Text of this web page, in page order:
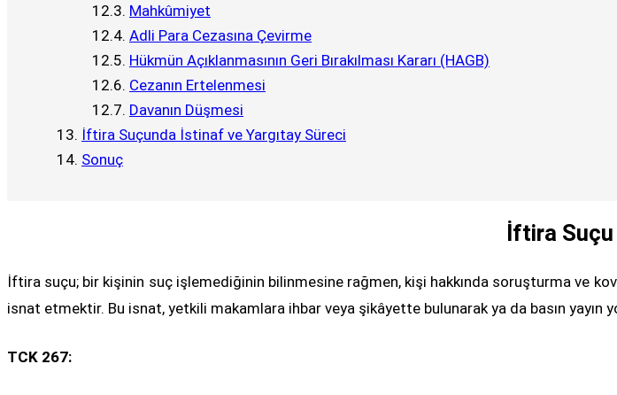
Mahkûmiyet
Adli Para Cezasına Çevirme
Hükmün Açıklanmasının Geri Bırakılması Kararı (HAGB)
Cezanın Ertelenmesi
Davanın Düşmesi
İftira Suçunda İstinaf ve Yargıtay Süreci
Sonuç
İftira Suçu
İftira suçu; bir kişinin suç işlemediğinin bilinmesine rağmen, kişi hakkında soruşturma ve
isnat etmektir. Bu isnat, yetkili makamlara ihbar veya şikâyette bulunarak ya da basın
TCK 267: